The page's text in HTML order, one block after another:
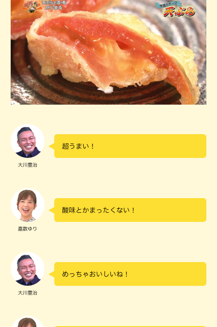
大川豊治
超うまい！
嘉数ゆり
酸味とかまったくない！
大川豊治
めっちゃおいしいね！